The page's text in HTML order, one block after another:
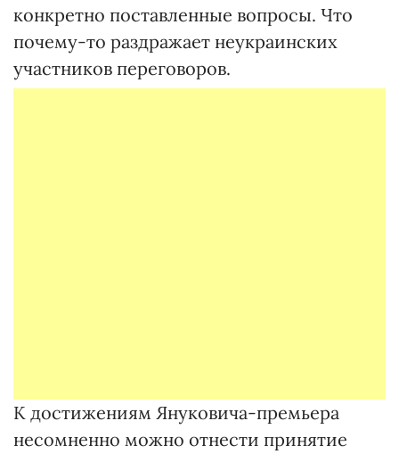
конкретно поставленные вопросы. Что
почему-то раздражает неукраинских
участников переговоров.
К достижениям Януковича-премьера
несомненно можно отнести принятие